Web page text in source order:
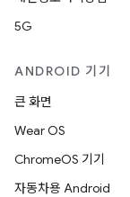
5G
ANDROID 기기
큰 화면
Wear OS
ChromeOS 기기
자동차용 Android